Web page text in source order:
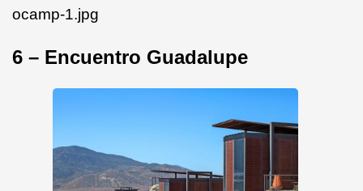
ocamp-1.jpg
6 – Encuentro Guadalupe